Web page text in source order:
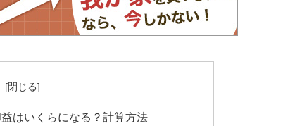
はいくらになる？計算方法